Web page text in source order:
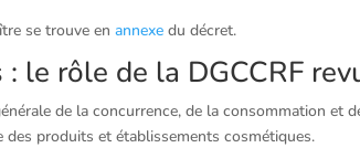
se trouve enannexe du décret.
le rôle de la DGCCRF
de la concurrence, de la consommation et
des produits et établissements cosmétiques.